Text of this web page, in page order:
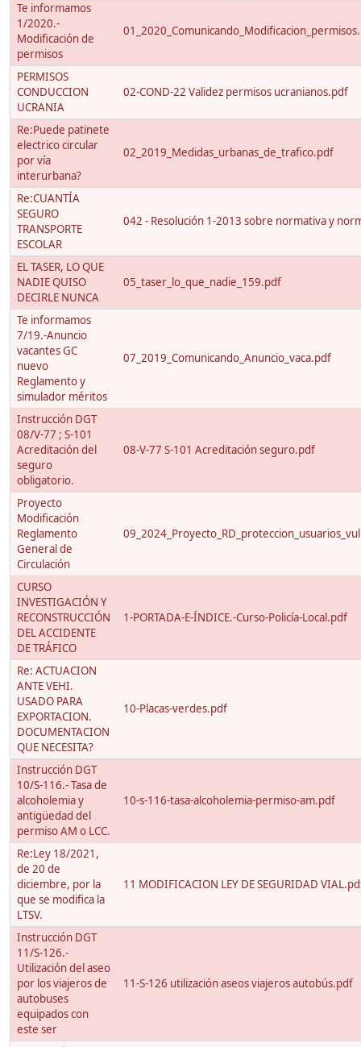
Te informamos
1/2020.-
Modificación de
permisos
PERMISOS
CONDUCCION
UCRANIA
02-COND-22 Validez permisos ucranianos.pdf
Re:Puede patinete
electrico circular
por vía
interurbana?
02_2019_Medidas_urbanas_de_trafico.pdf
Re:CUANTÍA
SEGURO
TRANSPORTE
ESCOLAR
042 - Resolución 1-2013 sobre normativa y
EL TASER, LO QUE
NADIE QUISO
DECIRLE NUNCA
05_taser_lo_que_nadie_159.pdf
Te informamos
7/19.-Anuncio
vacantes GC
nuevo
Reglamento y
simulador méritos
07_2019_Comunicando_Anuncio_vaca.pdf
Instrucción DGT
08/V-77 ; S-101
Acreditación del
seguro
obligatorio.
08-V-77 S-101 Acreditación seguro.pdf
Proyecto
Modificación
Reglamento
General de
Circulación
CURSO
INVESTIGACIÓN Y
RECONSTRUCCIÓN
DEL ACCIDENTE
DE TRÁFICO
1-PORTADA-E-ÍNDICE.-Curso-Policía-Local.pdf
Re: ACTUACION
ANTE VEHI.
USADO PARA
EXPORTACION.
DOCUMENTACION
QUE NECESITA?
10-Placas-verdes.pdf
Instrucción DGT
10/S-116.- Tasa de
alcoholemia y
antigüedad del
permiso AM o LCC.
10-s-116-tasa-alcoholemia-permiso-am.pdf
Re:Ley 18/2021,
de 20 de
diciembre, por la
que se modifica la
LTSV.
11 MODIFICACION LEY DE SEGURIDAD
Instrucción DGT
11/S-126.-
Utilización del aseo
por los viajeros de
autobuses
equipados con
este ser
11-S-126 utilización aseos viajeros autobús.pdf